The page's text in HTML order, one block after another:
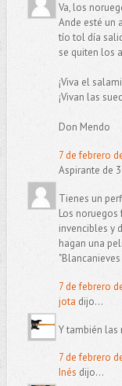
Va, los
Ande esté un
tío tol día
se quiten los
¡Viva el
¡Vivan las
Don Mendo
7 de febrero
Aspirante de
Tienes un
Los
invencibles y
hagan una
7 de febrero
jota dijo...
Y también las
7 de febrero
Inés dijo...